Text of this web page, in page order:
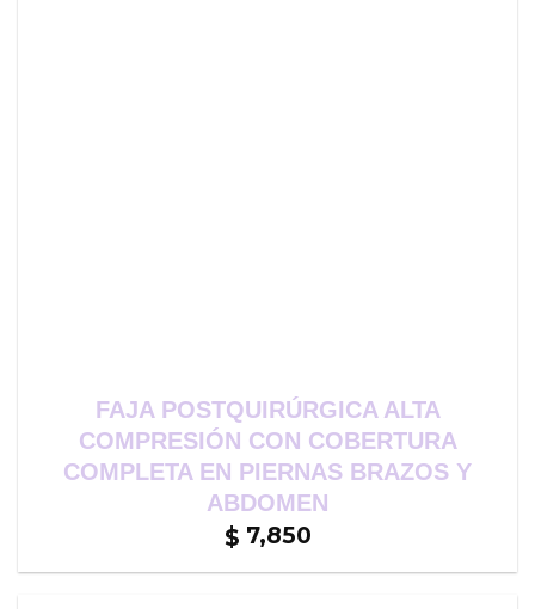
FAJA POSTQUIRÚRGICA ALTA
COMPRESIÓN CON COBERTURA
COMPLETA EN PIERNAS BRAZOS Y
ABDOMEN
$ 7,850